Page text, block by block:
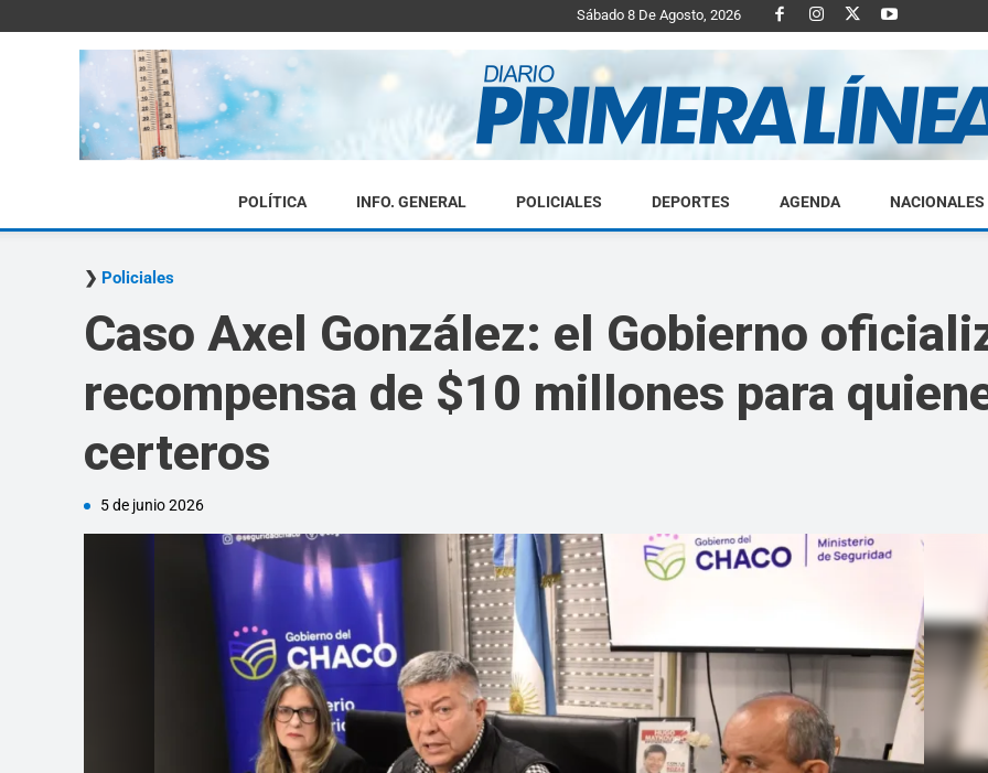
Sábado 8 De Agosto, 2026
Diario
POLÍTICA INFO. GENERAL POLICIALES DEPORTES AGENDA NACIONALES
Policiales
Caso Axel González: el Gobierno
recompensa de $10 millones para
certeros
5 de junio 2026